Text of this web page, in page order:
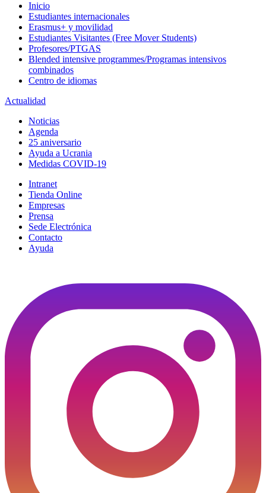
Inicio
Estudiantes internacionales
Erasmus+ y movilidad
Estudiantes Visitantes (Free Mover Students)
Profesores/PTGAS
Blended intensive programmes/Programas intensivos
combinados
Centro de idiomas
Actualidad
Noticias
Agenda
25 aniversario
Ayuda a Ucrania
Medidas COVID-19
Intranet
Tienda Online
Empresas
Prensa
Sede Electrónica
Contacto
Ayuda